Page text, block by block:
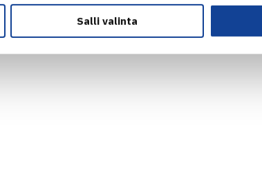
Salli valinta